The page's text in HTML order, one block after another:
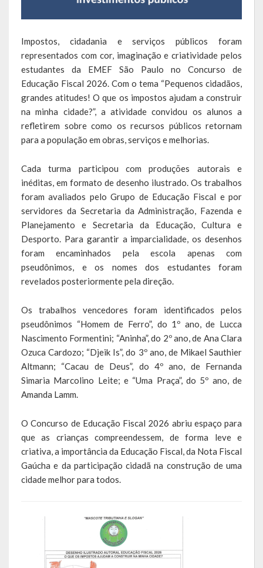
Planos
Contas Públicas
Demonstrativos Contábeis
Prestação de Contas
Leis Orçamentárias
Leis e Decretos
Relatório Circunstanciado
RPPS
RGF
Publicações Diversas
Eleições Conselho Tutelar
Licitações
Transparência
Portal da Transparência
SIC
Contratos
Carta de Serviços
Impostos, cidadania e serviços públicos foram
representados com cor, imaginação e criatividade pelos
estudantes da EMEF São Paulo no Concurso de
Educação Fiscal 2026. Com o tema “Pequenos cidadãos,
grandes atitudes! O que os impostos ajudam a construir
na minha cidade?”, a atividade convidou os alunos a
refletirem sobre como os recursos públicos retornam
para a população em obras, serviços e melhorias.
Cada turma participou com produções autorais e
inéditas, em formato de desenho ilustrado. Os trabalhos
foram avaliados pelo Grupo de Educação Fiscal e por
servidores da Secretaria da Administração, Fazenda e
Planejamento e Secretaria da Educação, Cultura e
Desporto. Para garantir a imparcialidade, os desenhos
foram encaminhados pela escola apenas com
pseudônimos, e os nomes dos estudantes foram
revelados posteriormente pela direção.
Os trabalhos vencedores foram identificados pelos
pseudônimos “Homem de Ferro”, do 1º ano, de Lucca
Nascimento Formentini; “Aninha”, do 2º ano, de Ana Clara
Ozuca Cardozo; “Djeik Is”, do 3º ano, de Mikael Sauthier
Altmann; “Cacau de Deus”, do 4º ano, de Fernanda
Simaria Marcolino Leite; e “Uma Praça”, do 5º ano, de
Amanda Lamm.
O Concurso de Educação Fiscal 2026 abriu espaço para
que as crianças compreendessem, de forma leve e
criativa, a importância da Educação Fiscal, da Nota Fiscal
Gaúcha e da participação cidadã na construção de uma
cidade melhor para todos.